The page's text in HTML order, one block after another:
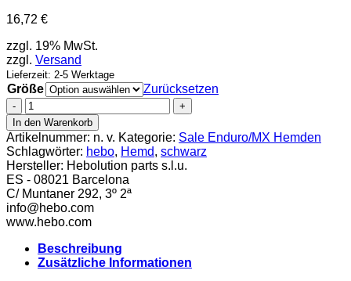
16,72 €
zzgl. 19% MwSt.
zzgl. Versand
Lieferzeit: 2-5 Werktage
Größe
Zurücksetzen
Hebo
Hemd
Scratch
schwarz
Menge
In den Warenkorb
Artikelnummer: n. v. Kategorie: Sale Enduro/MX Hemden
Schlagwörter: hebo, Hemd, schwarz
Hersteller: Hebolution parts s.l.u.
ES - 08021 Barcelona
C/ Muntaner 292, 3º 2ª
info@hebo.com
www.hebo.com
Beschreibung
Zusätzliche Informationen